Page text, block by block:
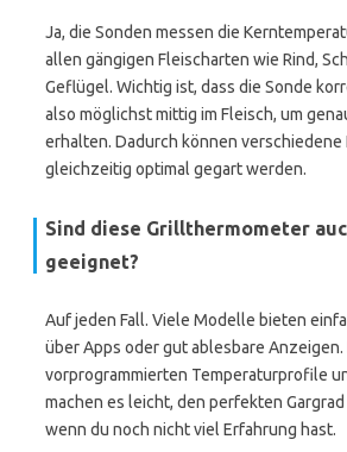
Ja, die Sonden messen die
allen gängigen Fleischarten wie Rind,
Geflügel. Wichtig ist, dass die Sonde
also möglichst mittig im Fleisch, um
erhalten. Dadurch können verschiedene
gleichzeitig optimal gegart werden.
Sind diese Grillthermometer
geeignet?
Auf jeden Fall. Viele Modelle bieten
über Apps oder gut ablesbare Anzeigen.
vorprogrammierten Temperaturprofile
machen es leicht, den perfekten
wenn du noch nicht viel Erfahrung hast.